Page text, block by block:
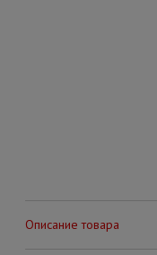
Описание товара